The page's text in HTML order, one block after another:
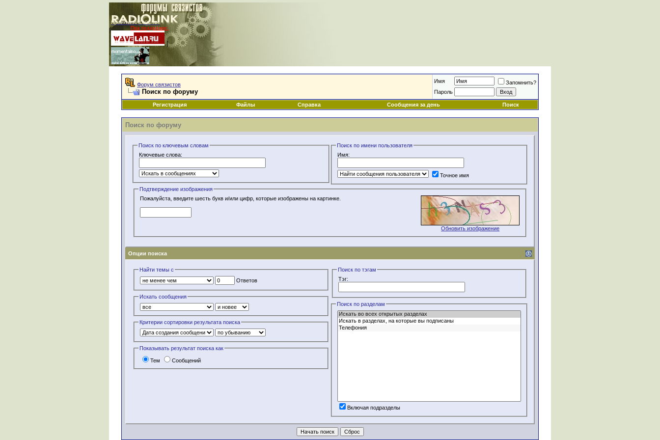
Проекты RADIOLINK
При поддержке:
|
Форум связистов
Поиск по форуму
Имя
Запомнить?
Пароль
Регистрация Файлы Справка Сообщения за день Поиск
Поиск по форуму
Поиск по ключевым словам
Ключевые слова:
Поиск по имени пользователя
Имя:
Точное имя
Подтверждение изображения
Пожалуйста, введите шесть букв и/или цифр, которые изображены на картинке.
Обновить изображение
Опции поиска
Найти темы с
Ответов
Искать сообщения
Критерии сортировки результата поиска
Показывать результат поиска как
Тем Сообщений
Поиск по тэгам
Тэг:
Поиск по разделам
Включая подразделы